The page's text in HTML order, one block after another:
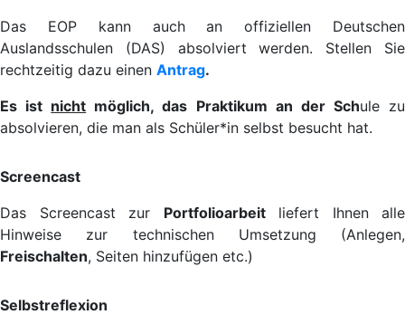
Das EOP kann auch an offiziellen Deutschen
Auslandsschulen (DAS) absolviert werden. Stellen Sie
rechtzeitig dazu einen Antrag.
Es ist nicht möglich, das Praktikum an der Schule zu
absolvieren, die man als Schüler*in selbst besucht hat.
Screencast
Das Screencast zur Portfolioarbeitliefert Ihnen alle
Hinweise zur technischen Umsetzung (Anlegen,
Freischalten, Seiten hinzufügen etc.)
Selbstreflexion